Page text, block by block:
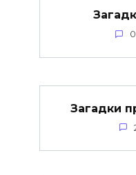
0
Загадки